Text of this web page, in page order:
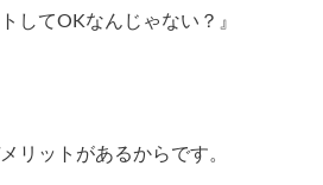
してOKなんじゃない？』
リットがあるからです。